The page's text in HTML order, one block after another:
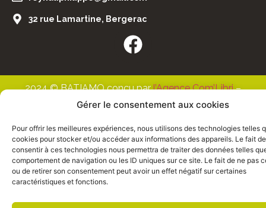
Gérer le consentement aux cookies
Pour offrir les meilleures expériences, nous utilisons des technologies telles
cookies pour stocker et/ou accéder aux informations des appareils. Le fait de
consentir à ces technologies nous permettra de traiter des données telles
comportement de navigation ou les ID uniques sur ce site. Le fait de ne pas
ou de retirer son consentement peut avoir un effet négatif sur certaines
caractéristiques et fonctions.
32 rue Lamartine, Bergerac
2024 © BATIAMO conçu parl’Agence Com’Libri–
Bergerac